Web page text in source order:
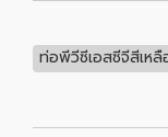
ท่อพีวีซีเอสซีจีสีเหลื